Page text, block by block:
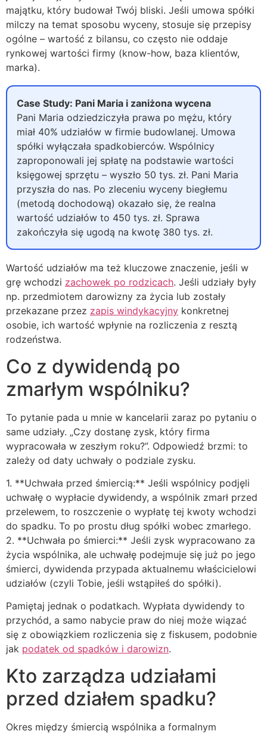
majątku, który budował Twój bliski. Jeśli umowa spółki
milczy na temat sposobu wyceny, stosuje się przepisy
ogólne – wartość z bilansu, co często nie oddaje
rynkowej wartości firmy (know-how, baza klientów,
marka).
Case Study: Pani Maria i zaniżona wycena
Pani Maria odziedziczyła prawa po mężu, który
miał 40% udziałów w firmie budowlanej. Umowa
spółki wyłączała spadkobierców. Wspólnicy
zaproponowali jej spłatę na podstawie wartości
księgowej sprzętu – wyszło 50 tys. zł. Pani Maria
przyszła do nas. Po zleceniu wyceny biegłemu
(metodą dochodową) okazało się, że realna
wartość udziałów to 450 tys. zł. Sprawa
zakończyła się ugodą na kwotę 380 tys. zł.
Wartość udziałów ma też kluczowe znaczenie, jeśli w
grę wchodzi zachowek po rodzicach. Jeśli udziały były
np. przedmiotem darowizny za życia lub zostały
przekazane przez zapis windykacyjny konkretnej
osobie, ich wartość wpłynie na rozliczenia z resztą
rodzeństwa.
Co z dywidendą po
zmarłym wspólniku?
To pytanie pada u mnie w kancelarii zaraz po pytaniu o
same udziały. „Czy dostanę zysk, który firma
wypracowała w zeszłym roku?”. Odpowiedź brzmi: to
zależy od daty uchwały o podziale zysku.
1. **Uchwała przed śmiercią:** Jeśli wspólnicy podjęli
uchwałę o wypłacie dywidendy, a wspólnik zmarł przed
przelewem, to roszczenie o wypłatę tej kwoty wchodzi
do spadku. To po prostu dług spółki wobec zmarłego.
2. **Uchwała po śmierci:** Jeśli zysk wypracowano za
życia wspólnika, ale uchwałę podejmuje się już po jego
śmierci, dywidenda przypada aktualnemu właścicielowi
udziałów (czyli Tobie, jeśli wstąpiłeś do spółki).
Pamiętaj jednak o podatkach. Wypłata dywidendy to
przychód, a samo nabycie praw do niej może wiązać
się z obowiązkiem rozliczenia się z fiskusem, podobnie
jak podatek od spadków i darowizn.
Kto zarządza udziałami
przed działem spadku?
Okres między śmiercią wspólnika a formalnym